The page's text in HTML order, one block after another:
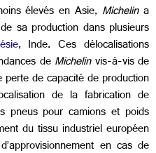
élevés en Asie, Michelina
sa production dans plusieurs
, Inde. Ces délocalisations
deMichelinvis-à-vis de
de capacité de production
de la fabrication de
pneus pour camions et poids
du tissu industriel européen
en cas de